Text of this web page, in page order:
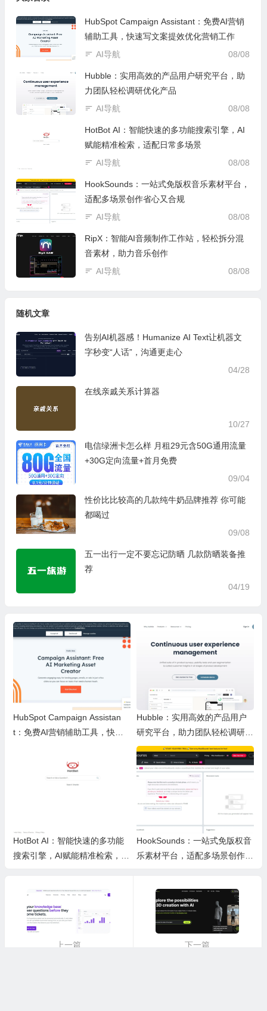
HubSpot Campaign Assistant：免费AI营销
辅助工具，快速写文案提效优化营销工作
08/08
AI导航
Hubble：实用高效的产品用户研究平台，助
力团队轻松调研优化产品
08/08
AI导航
HotBot AI：智能快速的多功能搜索引擎，AI
赋能精准检索，适配日常多场景
08/08
AI导航
HookSounds：一站式免版权音乐素材平台，
适配多场景创作省心又合规
08/08
AI导航
RipX：智能AI音频制作工作站，轻松拆分混
音素材，助力音乐创作
08/08
AI导航
随机文章
告别AI机器感！Humanize AI Text让机器文
字秒变“人话”，沟通更走心
04/28
在线亲戚关系计算器
10/27
电信绿洲卡怎么样 月租29元含50G通用流量
+30G定向流量+首月免费
09/04
性价比比较高的几款纯牛奶品牌推荐 你可能
都喝过
09/08
五一出行一定不要忘记防晒 几款防晒装备推
荐
04/19
HubSpot Campaign Assistan
t：免费AI营销辅助工具，快速
Hubble：实用高效的产品用户
研究平台，助力团队轻松调研优
化产品
HotBot AI：智能快速的多功能
搜索引擎，AI赋能精准检索，适
HookSounds：一站式免版权音
乐素材平台，适配多场景创作省
上一篇
下一篇